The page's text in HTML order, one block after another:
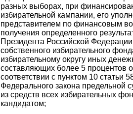
разных выборах, при
избирательной кампании, его
представителем по финансовым
получения определенного
Президента Российской
собственного избирательного
избирательному округу иных
составляющих более 5 процентов
соответствии с пунктом 10 статьи
Федерального закона предельной
из средств всех избирательных
кандидатом;